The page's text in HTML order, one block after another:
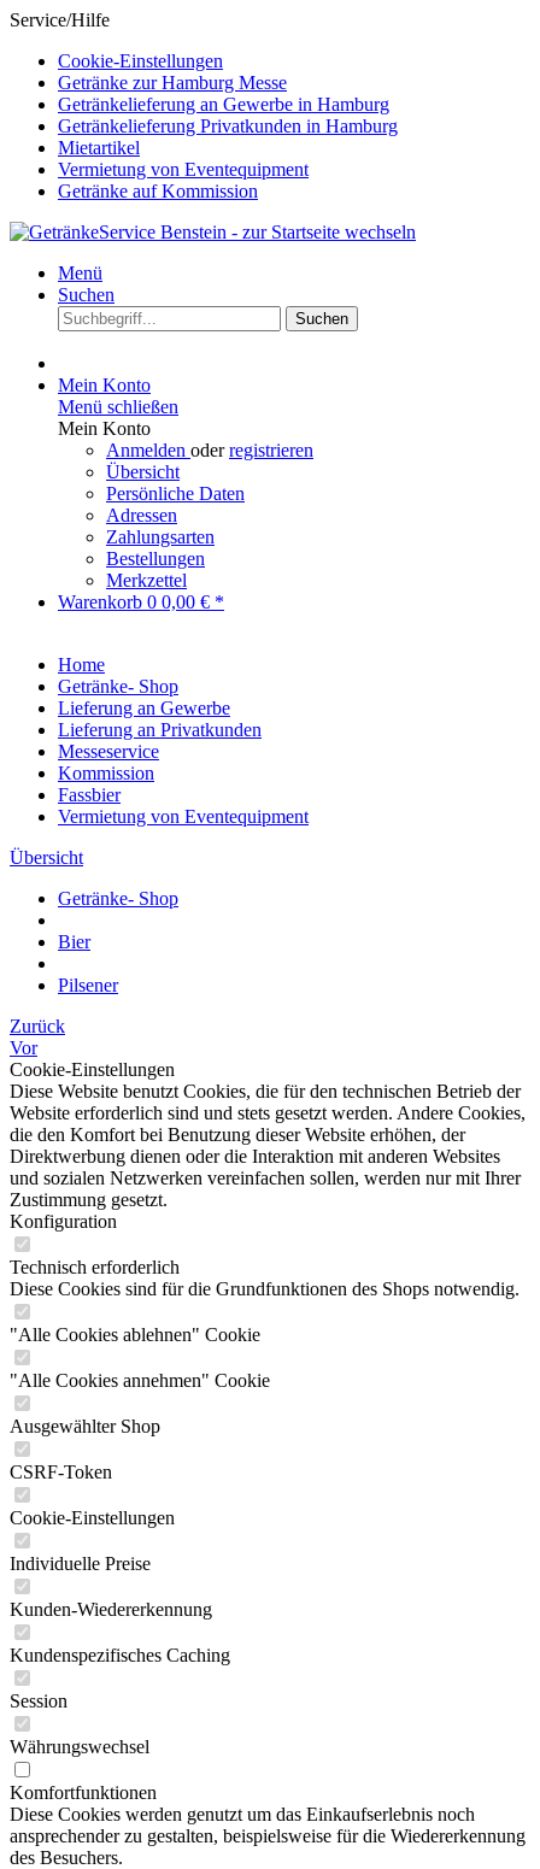
Service/Hilfe
Cookie-Einstellungen
Getränke zur Hamburg Messe
Getränkelieferung an Gewerbe in Hamburg
Getränkelieferung Privatkunden in Hamburg
Mietartikel
Vermietung von Eventequipment
Getränke auf Kommission
Menü
Suchen
Suchen
Mein Konto
Menü schließen
Mein Konto
Anmelden oderregistrieren
Übersicht
Persönliche Daten
Adressen
Zahlungsarten
Bestellungen
Merkzettel
Warenkorb 0 0,00 € *
Home
Getränke- Shop
Lieferung an Gewerbe
Lieferung an Privatkunden
Messeservice
Kommission
Fassbier
Vermietung von Eventequipment
Übersicht
Getränke- Shop
Bier
Pilsener
Zurück
Vor
Cookie-Einstellungen
Diese Website benutzt Cookies, die für den technischen Betrieb der
Website erforderlich sind und stets gesetzt werden. Andere Cookies,
die den Komfort bei Benutzung dieser Website erhöhen, der
Direktwerbung dienen oder die Interaktion mit anderen Websites
und sozialen Netzwerken vereinfachen sollen, werden nur mit Ihrer
Zustimmung gesetzt.
Konfiguration
Technisch erforderlich
Diese Cookies sind für die Grundfunktionen des Shops notwendig.
"Alle Cookies ablehnen" Cookie
"Alle Cookies annehmen" Cookie
Ausgewählter Shop
CSRF-Token
Cookie-Einstellungen
Individuelle Preise
Kunden-Wiedererkennung
Kundenspezifisches Caching
Session
Währungswechsel
Komfortfunktionen
Diese Cookies werden genutzt um das Einkaufserlebnis noch
ansprechender zu gestalten, beispielsweise für die Wiedererkennung
des Besuchers.